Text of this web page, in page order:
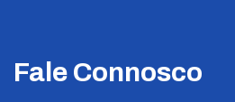
Fale Connosco